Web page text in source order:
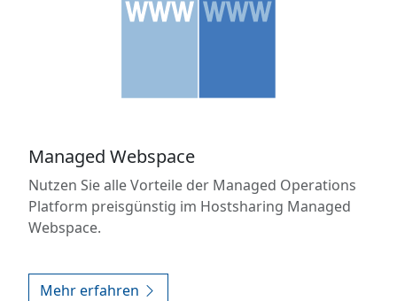
Managed Webspace
Nutzen Sie alle Vorteile der Managed Operations
Platform preisgünstig im Hostsharing Managed
Webspace.
Mehr erfahren